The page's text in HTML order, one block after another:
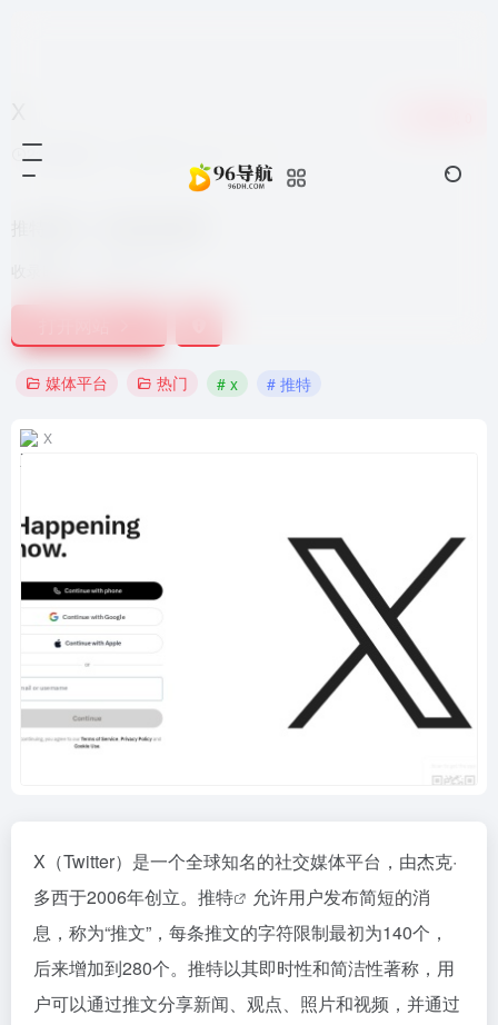
2年前更新
媒体平台 热门 # x # 推特
X
X（Twitter）是一个全球知名的社交媒体平台，由杰克·
多西于2006年创立。 推特
允许用户发布简短的消
息，称为“推文”，每条推文的字符限制最初为140个，
后来增加到280个。推特以其即时性和简洁性著称，用
户可以通过推文分享新闻、观点、照片和视频，并通过